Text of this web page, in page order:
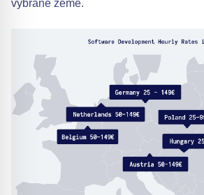
vybrané země.